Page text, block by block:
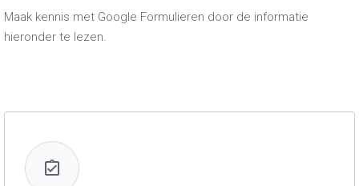
Maak kennis met Google Formulieren door de informatie
hieronder te lezen.